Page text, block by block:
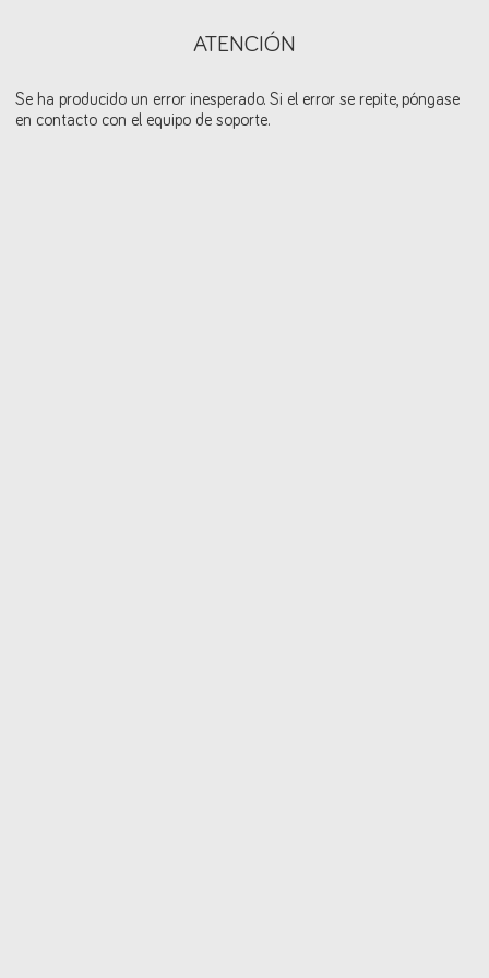
ATENCIÓN
Se ha producido un error inesperado. Si el error se repite, póngase
en contacto con el equipo de soporte.